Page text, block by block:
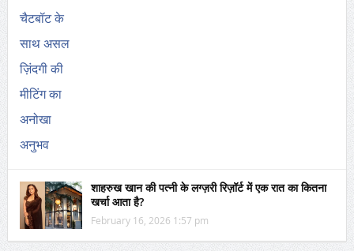
शाहरुख खान की पत्नी के लग्ज़री रिज़ॉर्ट में एक रात का कितना
खर्चा आता है?
February 16, 2026 1:57 pm